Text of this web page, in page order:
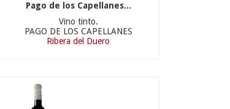
Pago de los Capellanes...
Vino tinto.
PAGO DE LOS CAPELLANES
Ribera del Duero
71.91€